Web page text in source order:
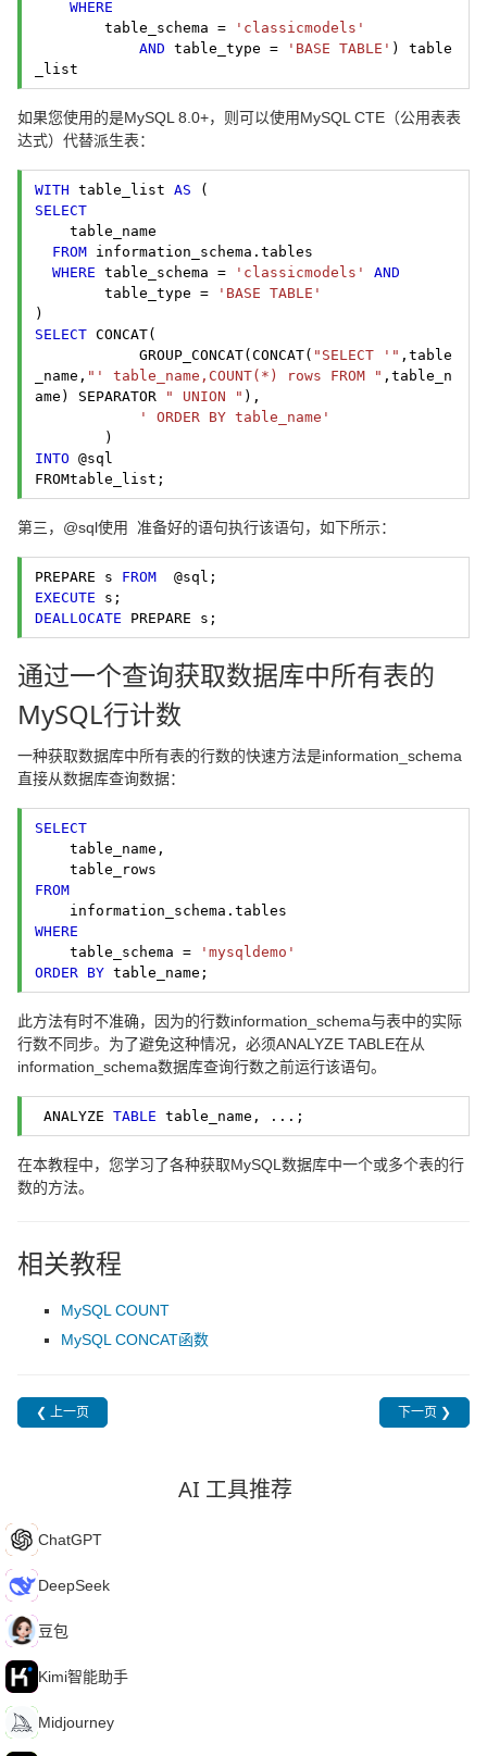
WHERE
table_schema =
'classicmodels'
AND table_type = 'BASE TABLE' ) table
_list
如果您使用的是MySQL 8.0+，则可以使用MySQL CTE（公用表表
达式）代替派生表：
WITH table_list AS
SELECT
table_name
FROM information_schema.tables
WHERE table_schema = 'classicmodels'
AND
table_type =
'BASE TABLE'
SELECT CONCAT(
GROUP_CONCAT(CONCAT( "SELECT '" ,table
_name, "' table_name,COUNT(*) rows FROM " ,table_n
ame) SEPARATOR
" UNION " ),
' ORDER BY table_name'
INTO @sql
FROMtable_list;
第三，@sql使用 准备好的语句执行该语句，如下所示：
PREPARE s FROM
EXECUTE
DEALLOCATE PREPARE s;
通过一个查询获取数据库中所有表的
MySQL行计数
一种获取数据库中所有表的行数的快速方法是information_schema
直接从数据库查询数据：
SELECT
table_name,
FROM
WHERE
table_schema =
'mysqldemo'
ORDER BY table_name;
此方法有时不准确，因为的行数information_schema与表中的实际
行数不同步。为了避免这种情况，必须ANALYZE TABLE在从
information_schema数据库查询行数之前运行该语句。
ANALYZE TABLE table_name, ...;
在本教程中，您学习了各种获取MySQL数据库中一个或多个表的行
数的方法。
相关教程
MySQL COUNT
MySQL CONCAT函数
❮ 上一页 下一页 ❯
AI 工具推荐
C ChatGPT
D DeepSeek
豆 豆包
K Kimi智能助手
M Midjourney